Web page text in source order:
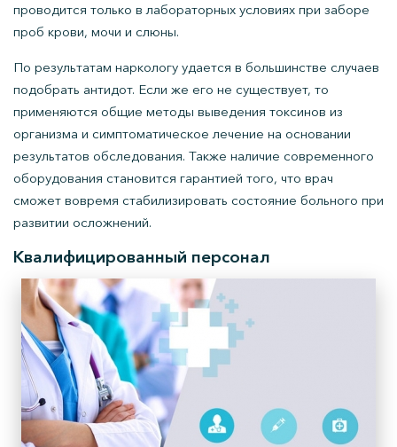
проводится только в лабораторных условиях при заборе
проб крови, мочи и слюны.
По результатам наркологу удается в большинстве случаев
подобрать антидот. Если же его не существует, то
применяются общие методы выведения токсинов из
организма и симптоматическое лечение на основании
результатов обследования. Также наличие современного
оборудования становится гарантией того, что врач
сможет вовремя стабилизировать состояние больного при
развитии осложнений.
Квалифицированный персонал